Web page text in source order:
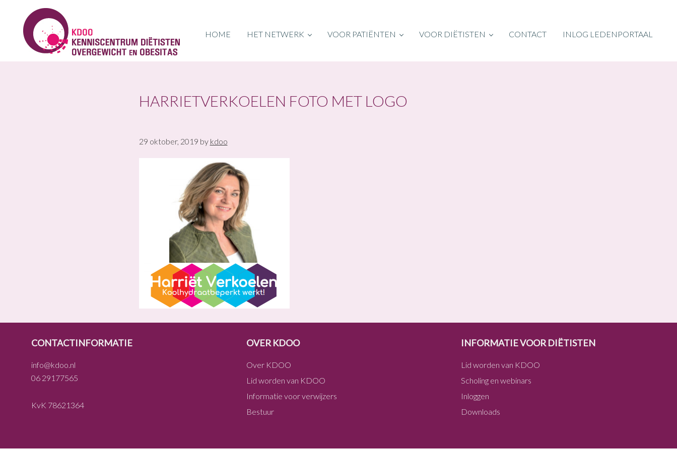
primary
navigation
content
HOME HET NETWERK VOOR PATIËNTEN VOOR DIËTISTEN CONTACT INLOG LEDENPORTAAL
HARRIETVERKOELEN FOTO MET LOGO
29 oktober, 2019 by kdoo
FOOTERCONTACTINFORMATIE
info@kdoo.nl
06 29177565
KvK 78621364
OVER KDOO
Over KDOO
Lid worden van KDOO
Informatie voor verwijzers
Bestuur
INFORMATIE VOOR DIËTISTEN
Lid worden van KDOO
Scholing en webinars
Inloggen
Downloads